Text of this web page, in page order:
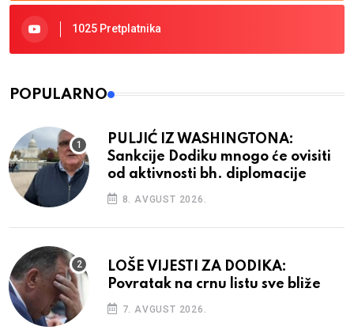
1025 Pretplatnika
POPULARNO
PULJIĆ IZ WASHINGTONA:
Sankcije Dodiku mnogo će ovisiti
od aktivnosti bh. diplomacije
8. AVGUST 2026.
LOŠE VIJESTI ZA DODIKA:
Povratak na crnu listu sve bliže
7. AVGUST 2026.